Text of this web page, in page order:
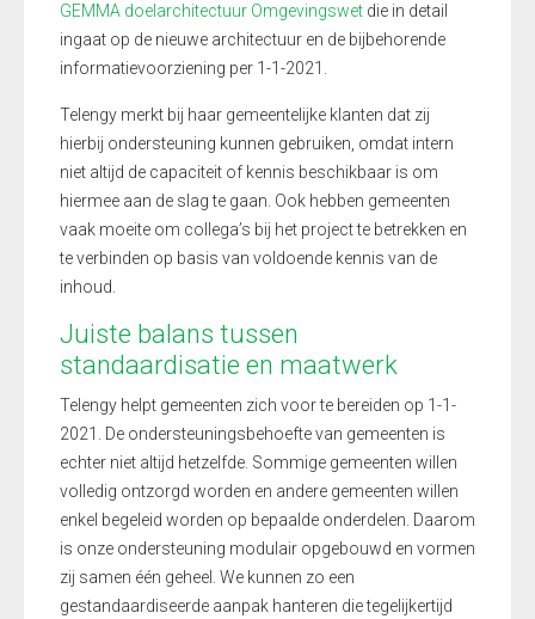
GEMMA doelarchitectuur Omgevingswet die in detail
ingaat op de nieuwe architectuur en de bijbehorende
informatievoorziening per 1-1-2021.
Telengy merkt bij haar gemeentelijke klanten dat zij
hierbij ondersteuning kunnen gebruiken , omdat intern
niet altijd de capaciteit of kennis beschikbaar is om
hiermee aan de slag te gaan Ook hebben gemeenten
vaak moeite om collega’s bij het project te betrekken en
teverbinden op basis van voldoende kennis van de
inhoud
Juiste balans tussen
standaardisatie en maatwerk
Telengy helpt gemeenten zich voor te bereiden op 1-1-
2021.
De ondersteuningsbehoefte van gemeenten is
echter niet altijd hetzelfde. Sommige gemeenten willen
volledig ontzorgd worden en andere gemeenten willen
enkel begeleid worden op bepaalde onderdelen. Daarom
is onze ondersteuning modulair opgebouwd en vormen
zij samen één geheel. We kunnen zo een
gestandaardiseerde aanpak hanteren die tegelijkertijd